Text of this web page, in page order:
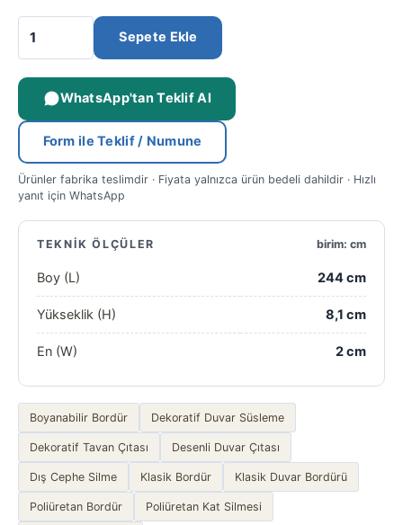
Sepete Ekle
WhatsApp'tan Teklif Al
Form ile Teklif / Numune
Ürünler fabrika teslimdir · Fiyata yalnızca ürün bedeli dahildir · Hızlı
yanıt için WhatsApp
TEKNIK ÖLÇÜLER birim: cm
Boy (L) 244 cm
Yükseklik (H) 8,1 cm
En (W) 2 cm
Boyanabilir Bordür Dekoratif Duvar Süsleme
Dekoratif Tavan Çıtası Desenli Duvar Çıtası
Dış Cephe Silme Klasik Bordür Klasik Duvar Bordürü
Poliüretan Bordür Poliüretan Kat Silmesi